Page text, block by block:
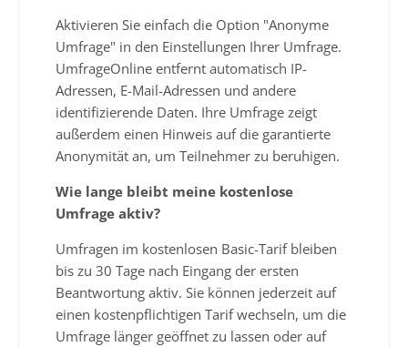
Aktivieren Sie einfach die Option "Anonyme
Umfrage" in den Einstellungen Ihrer Umfrage.
UmfrageOnline entfernt automatisch IP-
Adressen, E-Mail-Adressen und andere
identifizierende Daten. Ihre Umfrage zeigt
außerdem einen Hinweis auf die garantierte
Anonymität an, um Teilnehmer zu beruhigen.
Wie lange bleibt meine kostenlose
Umfrage aktiv?
Umfragen im kostenlosen Basic-Tarif bleiben
bis zu 30 Tage nach Eingang der ersten
Beantwortung aktiv. Sie können jederzeit auf
einen kostenpflichtigen Tarif wechseln, um die
Umfrage länger geöffnet zu lassen oder auf